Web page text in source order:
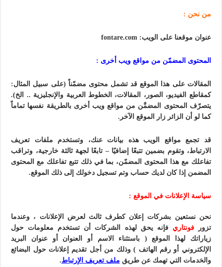
من نحن :
عنوان موقعنا على الويب: fontare.com
المحتوى المضمّن من مواقع ويب أخرى :
المقالات على هذا الموقع قد تشمل محتوى مضمّناً (على سبيل المثال:
كمقاطع الفيديو، الصور، المقالات، الخطوط العربية والإنجليزية .. الخ).
يتصرّف المحتوى المضمَّن من مواقع ويب أخرى بالطريقة نفسها تماماً
كما لو أن الزائر زار الموقع الآخر.
قد تجمع مواقع الويب هذه بيانات عنك، وتستخدم ملفات تعريف
الارتباط، وتقوم بضمين تتبعًا إضافيًا – تابعًا لجهة ثالثة خارجية، وتراقب
تفاعلك مع هذا المحتوى المضمّن، بما في ذلك تتبع تفاعلك مع المحتوى
المضمن إذا كان لديك حساب وتم تسجيل دخولك إلى ذلك الموقع.
سياسة الإعلانات في الموقع :
نحن نستعين بشركات إعلان كطرف ثالث لعرض الإعلانات ، وعندما
تزورفونتاريفإنه يحق لهذه الشركات أن تستخدم معلومات حول
زياراتك لهذا الموقع ( باستثناء الاسم أو العنوان أو عنوان البريد
الإلكتروني أو رقم الهاتف ) وذلك من أجل تقديم إعلانات حول البضائع
والخدمات التي تهمك عن طريق ملف تعريف الإرتباط.